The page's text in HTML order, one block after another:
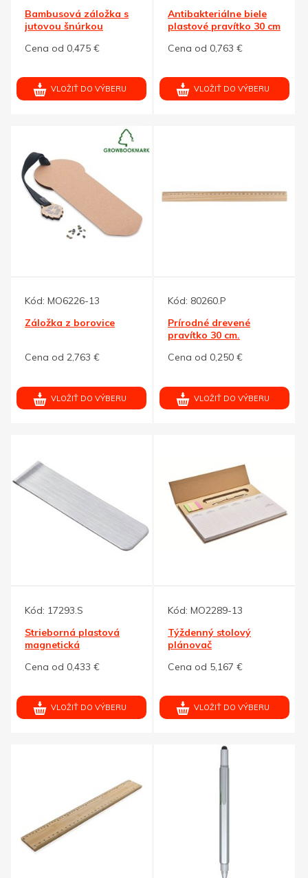
Bambusová záložka s
jutovou šnúrkou
Cena od 0,475 €
VLOŽIŤ DO VÝBERU
Antibakteriálne biele
plastové pravítko 30 cm
Cena od 0,763 €
VLOŽIŤ DO VÝBERU
Kód: MO6226-13
Záložka z borovice
Cena od 2,763 €
VLOŽIŤ DO VÝBERU
Kód: 80260.P
Prírodné drevené
pravítko 30 cm.
Cena od 0,250 €
VLOŽIŤ DO VÝBERU
Kód: 17293.S
Strieborná plastová
magnetická
Cena od 0,433 €
VLOŽIŤ DO VÝBERU
Kód: MO2289-13
Týždenný stolový
plánovač
Cena od 5,167 €
VLOŽIŤ DO VÝBERU